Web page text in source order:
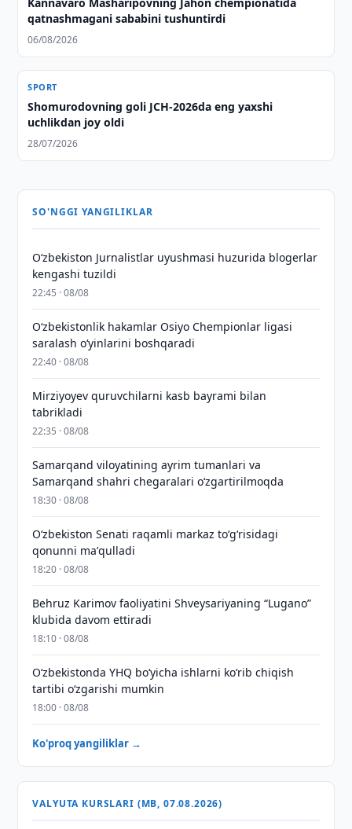
qatnashmagani sababini tushuntirdi
06/08/2026
SPORT
Shomurodovning goli JCH-2026da eng yaxshi
uchlikdan joy oldi
28/07/2026
SO'NGGI YANGILIKLAR
O‘zbekiston Jurnalistlar uyushmasi huzurida blogerlar
kengashi tuzildi
22:45 · 08/08
O‘zbekistonlik hakamlar Osiyo Chempionlar ligasi
saralash o‘yinlarini boshqaradi
22:40 · 08/08
Mirziyoyev quruvchilarni kasb bayrami bilan
tabrikladi
22:35 · 08/08
Samarqand viloyatining ayrim tumanlari va
Samarqand shahri chegaralari oʻzgartirilmoqda
18:30 · 08/08
Oʻzbekiston Senati raqamli markaz toʻgʻrisidagi
qonunni maʼqulladi
18:20 · 08/08
Behruz Karimov faoliyatini Shveysariyaning “Lugano”
klubida davom ettiradi
18:10 · 08/08
O‘zbekistonda YHQ bo‘yicha ishlarni ko‘rib chiqish
tartibi o‘zgarishi mumkin
18:00 · 08/08
Ko'proq yangiliklar →
VALYUTA KURSLARI (MB, 07.08.2026)